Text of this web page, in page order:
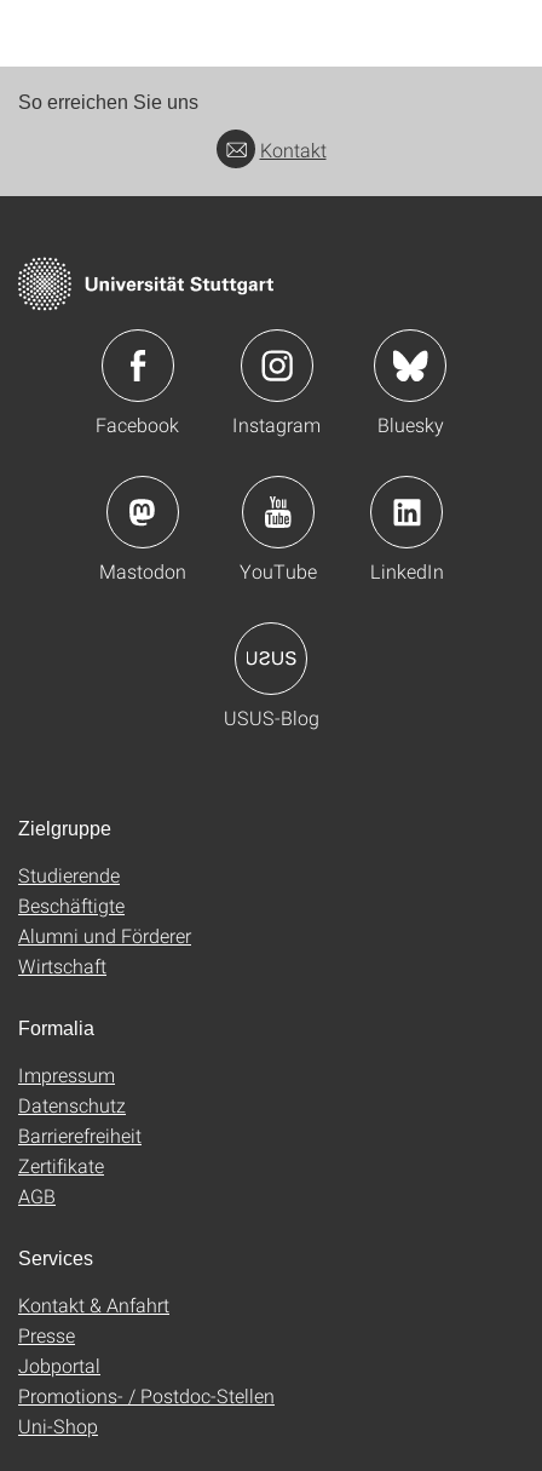
So erreichen Sie uns
Kontakt
Facebook Instagram Bluesky
Mastodon YouTube LinkedIn
USUS-Blog
Zielgruppe
Studierende
Beschäftigte
Alumni und Förderer
Wirtschaft
Formalia
Impressum
Datenschutz
Barrierefreiheit
Zertifikate
AGB
Services
Kontakt & Anfahrt
Presse
Jobportal
Promotions- / Postdoc-Stellen
Uni-Shop